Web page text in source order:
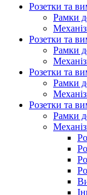
Розетки та
Рамки
Розетки та
Рамки
Розетки та
Рамки
Розетки та
Рамки